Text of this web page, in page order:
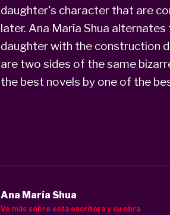
daughter's character that are
later. Ana María Shua
daughter with the construction
are two sides of the same
the best novels by one of the
Ana María Shua
Ve más sobre esta escritora y su obra